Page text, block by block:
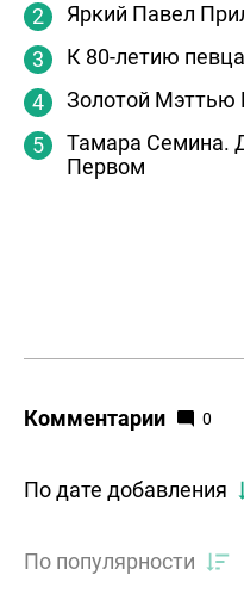
Яркий Павел
К 80-летию
Золотой Мэттью
Тамара Семина.
Первом
Комментарии 0
По дате добавления
По популярности